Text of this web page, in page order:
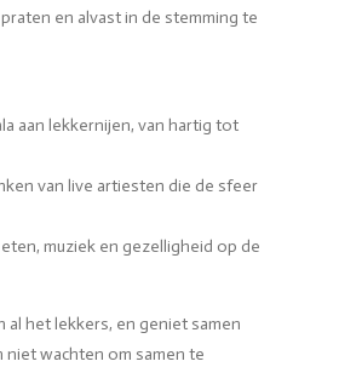
en alvast in de stemming te
aan lekkernijen, van hartig tot
van live artiesten die de sfeer
muziek en gezelligheid op de
al het lekkers, en geniet samen
wachten om samen te